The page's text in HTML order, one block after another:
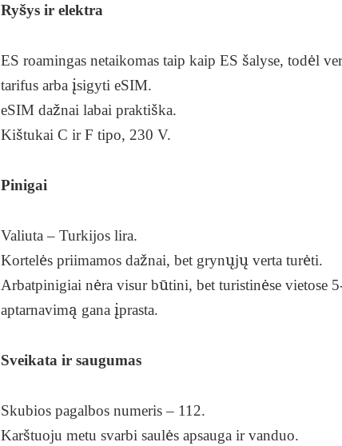
Ryšys ir elektra
ES roamingas netaikomas taip kaip ES šalyse, todėl
tarifus arba įsigyti eSIM.
eSIM dažnai labai praktiška.
Kištukai C ir F tipo, 230 V.
Pinigai
Valiuta – Turkijos lira.
Kortelės priimamos dažnai, bet grynųjų verta turėti.
Arbatpinigiai nėra visur būtini, bet turistinėse vietose
aptarnavimą gana įprasta.
Sveikata ir saugumas
Skubios pagalbos numeris – 112.
Karštuoju metu svarbi saulės apsauga ir vanduo.